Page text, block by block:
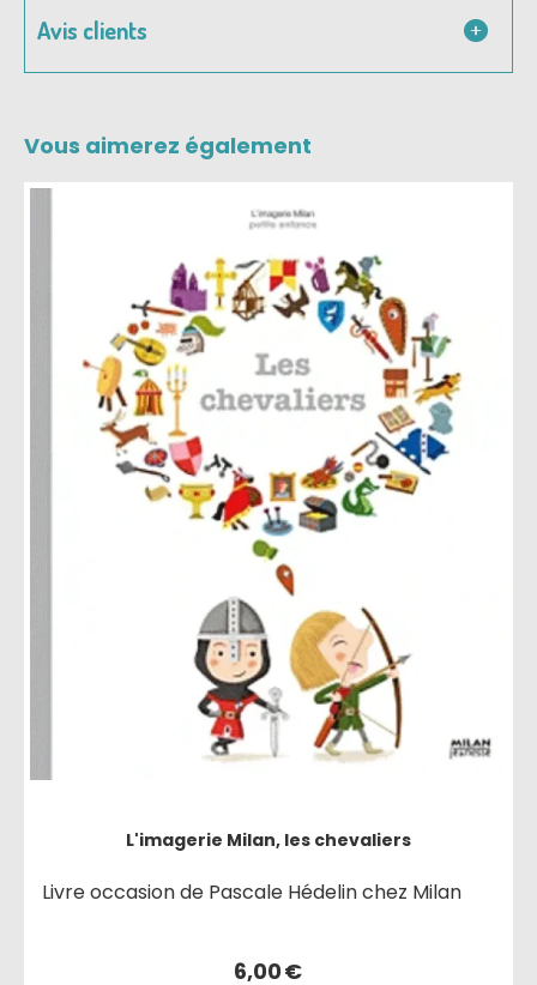
Avis clients
Vous aimerez également
L'imagerie Milan, les chevaliers
Livre occasion de Pascale Hédelin chez Milan
6,00€